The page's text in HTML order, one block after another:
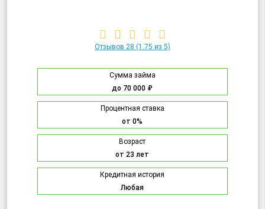
Отзывов 28 (1.75 из 5)
Сумма займа
до 70 000 ₽
Процентная ставка
от 0%
Возраст
от 23 лет
Кредитная история
Любая